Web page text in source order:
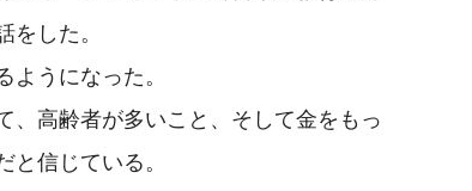
をした。
ようになった。
、高齢者が多いこと、そして金をもっ
と信じている。